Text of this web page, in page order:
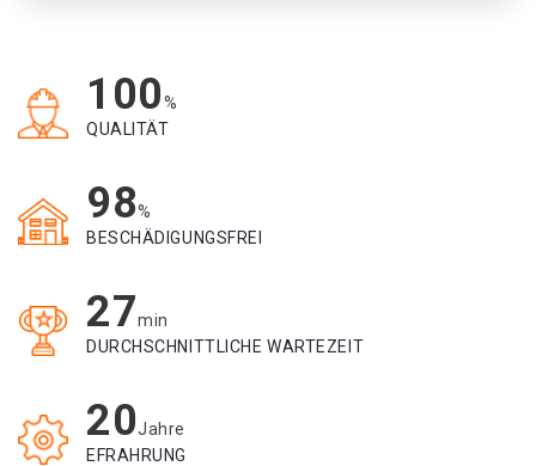
100%
QUALITÄT
98%
BESCHÄDIGUNGSFREI
27min
DURCHSCHNITTLICHE WARTEZEIT
20Jahre
EFRAHRUNG